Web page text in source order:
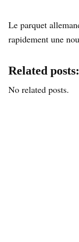
Le parquet
rapidement une
Related posts:
No related posts.